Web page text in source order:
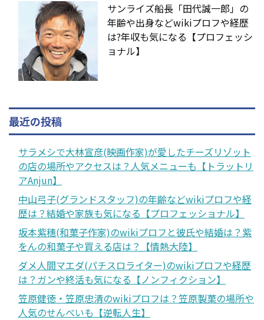
サンライズ船長「田代誠一郎」の
年齢や出身などwikiプロフや経歴
は?年収も気になる【プロフェッシ
ョナル】
最近の投稿
サラメシで大林宣彦(映画作家)が愛したチーズリゾット
の店の場所やアクセスは？人気メニューも【トラットリ
アAnjun】
中山弓子(グランドスタッフ)の年齢などwikiプロフや経
歴は？結婚や家族も気になる【プロフェッショナル】
坂本紫穗(和菓子作家)のwikiプロフと彼氏や結婚は？紫
をんの和菓子や買える店は？【情熱大陸】
ダメ人間マエダ(パチスロライター)のwikiプロフや経歴
は？ガンや終活も気になる【ノンフィクション】
笠原健徳・笠原忠清のwikiプロフは？笠原製菓の場所や
人気のせんべいも【逆転人生】